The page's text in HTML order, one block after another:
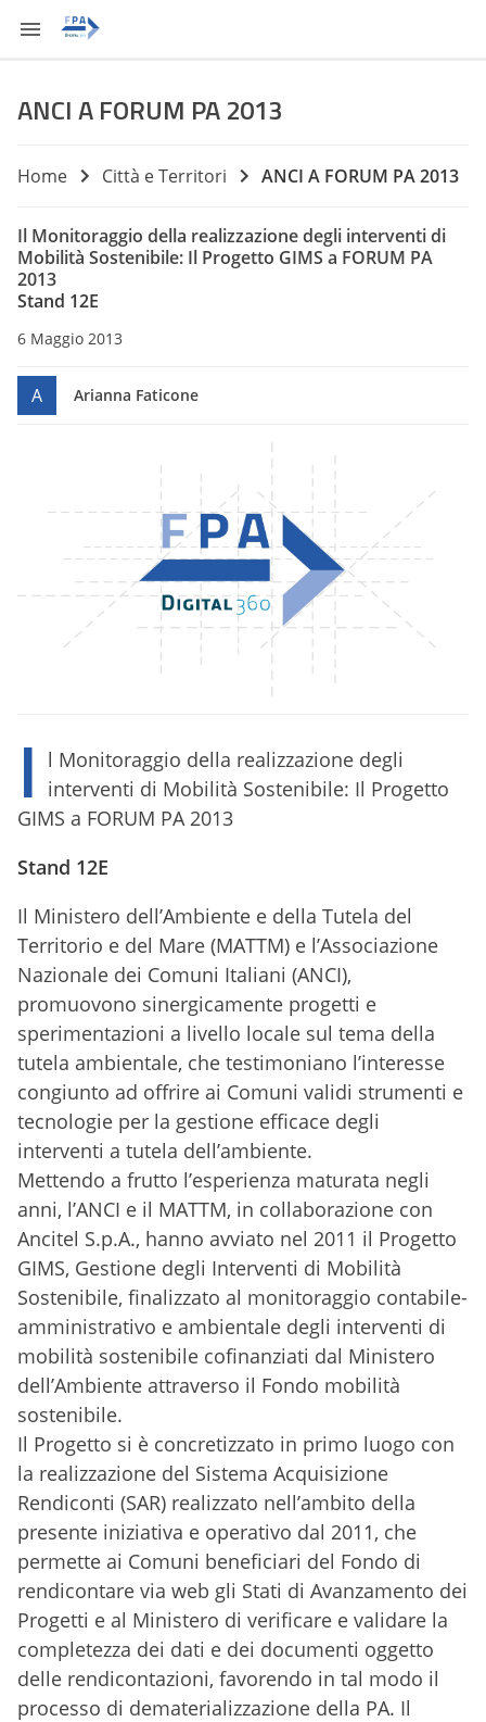
ANCI A FORUM PA 2013
Home Città e Territori ANCI A FORUM PA 2013
Il Monitoraggio della realizzazione degli interventi di
Mobilità Sostenibile: Il Progetto GIMS a FORUM PA
2013
Stand 12E
6 Maggio 2013
A Arianna Faticone
I
l Monitoraggio della realizzazione degli
interventi di Mobilità Sostenibile: Il Progetto
GIMS a FORUM PA 2013
Stand 12E
Il Ministero dell’Ambiente e della Tutela del
Territorio e del Mare (MATTM) e l’Associazione
Nazionale dei Comuni Italiani (ANCI),
promuovono sinergicamente progetti e
sperimentazioni a livello locale sul tema della
tutela ambientale, che testimoniano l’interesse
congiunto ad offrire ai Comuni validi strumenti e
tecnologie per la gestione efficace degli
interventi a tutela dell’ambiente.
Mettendo a frutto l’esperienza maturata negli
anni, l’ANCI e il MATTM, in collaborazione con
Ancitel S.p.A., hanno avviato nel 2011 il Progetto
GIMS, Gestione degli Interventi di Mobilità
Sostenibile, finalizzato al monitoraggio contabile-
amministrativo e ambientale degli interventi di
mobilità sostenibile cofinanziati dal Ministero
dell’Ambiente attraverso il Fondo mobilità
sostenibile.
Il Progetto si è concretizzato in primo luogo con
la realizzazione del Sistema Acquisizione
Rendiconti (SAR) realizzato nell’ambito della
presente iniziativa e operativo dal 2011, che
permette ai Comuni beneficiari del Fondo di
rendicontare via web gli Stati di Avanzamento dei
Progetti e al Ministero di verificare e validare la
completezza dei dati e dei documenti oggetto
delle rendicontazioni, favorendo in tal modo il
processo di dematerializzazione della PA. Il